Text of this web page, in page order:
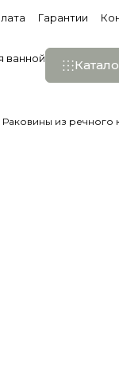
Гарантии
ванной
Раковины из речного